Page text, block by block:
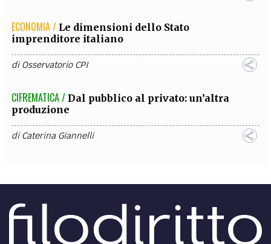
ECONOMIA / Le dimensioni dello Stato
imprenditore italiano
diOsservatorio CPI
CIFREMATICA / Dal pubblico al privato: un’altra
produzione
diCaterina Giannelli